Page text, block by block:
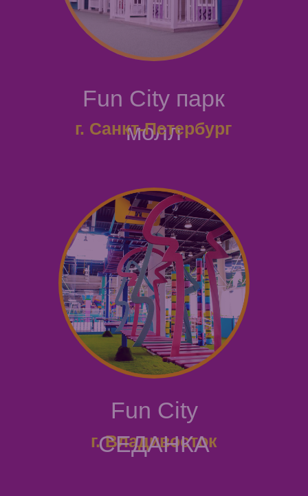
г. Владивосток
Fun City
СЕДАНКА
Fun City парк
молл
г. Санкт-Петербург